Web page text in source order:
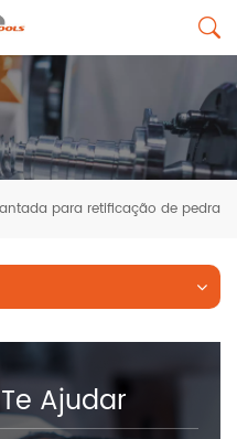
para retificação de pedra
Ajudar